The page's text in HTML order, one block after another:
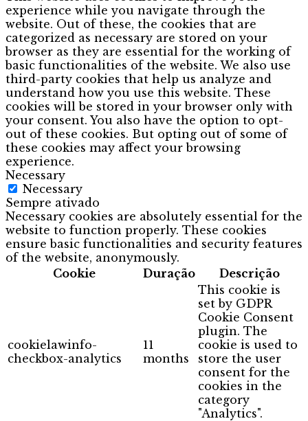
experience while you navigate through the
website. Out of these, the cookies that are
categorized as necessary are stored on your
browser as they are essential for the working of
basic functionalities of the website. We also use
third-party cookies that help us analyze and
understand how you use this website. These
cookies will be stored in your browser only with
your consent. You also have the option to opt-
out of these cookies. But opting out of some of
these cookies may affect your browsing
experience.
Necessary
Necessary
Sempre ativado
Necessary cookies are absolutely essential for the
website to function properly. These cookies
ensure basic functionalities and security features
of the website, anonymously.
Cookie
Duração Descrição
cookielawinfo-
checkbox-analytics
11
months
This cookie is
set by GDPR
Cookie Consent
plugin. The
cookie is used to
store the user
consent for the
cookies in the
category
"Analytics".